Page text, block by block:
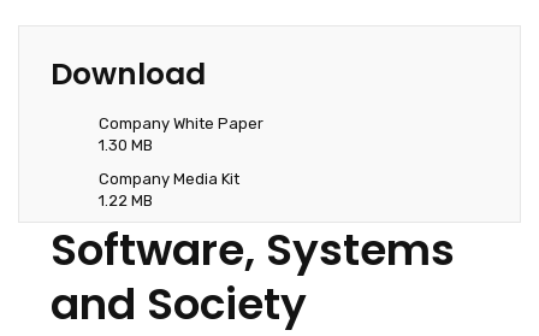
Download
Company White Paper
1.30 MB
Company Media Kit
1.22 MB
Software, Systems
and Society